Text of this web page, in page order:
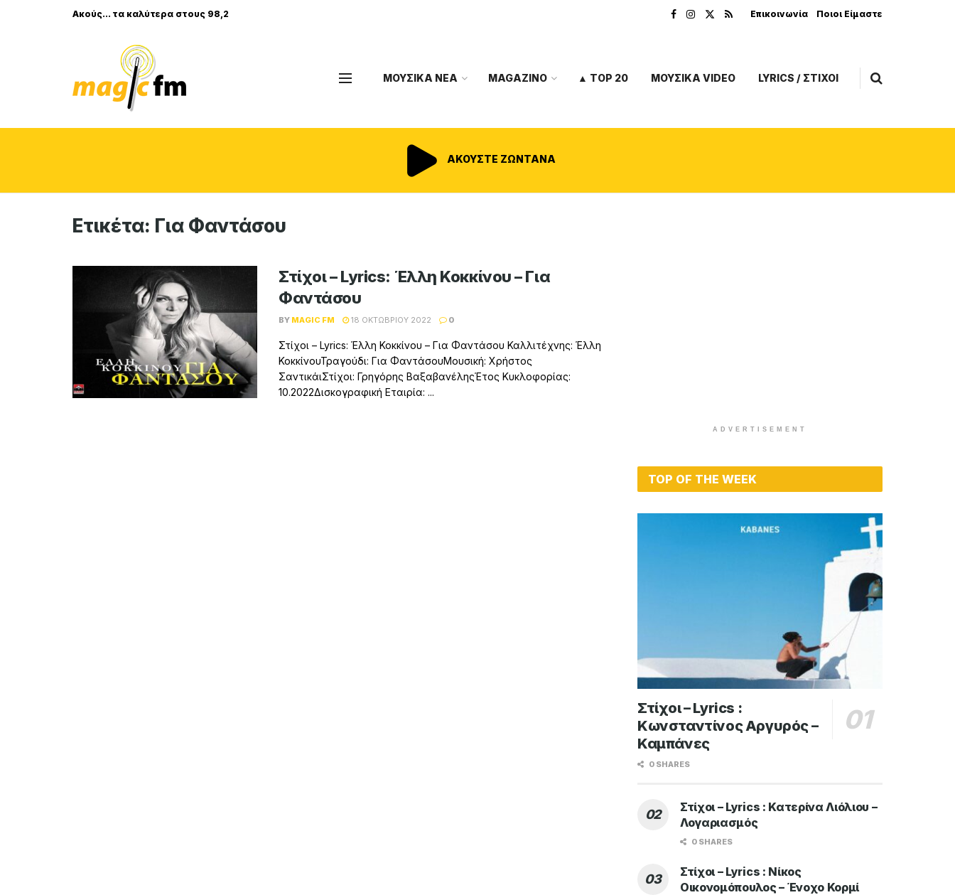
Ακούς... τα καλύτερα στους 98,2 Επικοινωνία Ποιοι Είμαστε
ΜΟΥΣΙΚΑ ΝΕΑ MAGAZINO ▲ TOP 20 ΜΟΥΣΙΚΑ VIDEO LYRICS / ΣΤΙΧΟΙ
ΑΚΟΥΣΤΕ ΖΩΝΤΑΝΑ
Ετικέτα: Για Φαντάσου
Στίχοι – Lyrics: Έλλη Κοκκίνου – Για
Φαντάσου
BY MAGIC FM 18 ΟΚΤΩΒΡΊΟΥ 2022 0
Στίχοι – Lyrics: Έλλη Κοκκίνου – Για Φαντάσου Καλλιτέχνης: Έλλη
ΚοκκίνουΤραγούδι: Για ΦαντάσουΜουσική: Χρήστος
ΣαντικάιΣτίχοι: Γρηγόρης ΒαξαβανέληςΈτος Κυκλοφορίας:
10.2022Δισκογραφική Εταιρία: ...
ADVERTISEMENT
TOP OF THE WEEK
Στίχοι – Lyrics :
Κωνσταντίνος Αργυρός –
Καμπάνες
0 SHARES
Στίχοι – Lyrics : Κατερίνα Λιόλιου –
Λογαριασμός
0 SHARES
Στίχοι – Lyrics : Νίκος
Οικονομόπουλος – Ένοχο Κορμί